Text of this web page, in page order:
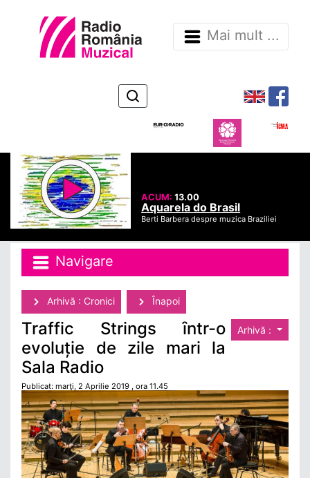
Mai mult ...
ACUM:13.00
Aquarela do Brasil
Berti Barbera despre muzica Braziliei
Navigare
Arhivă : Cronici Înapoi
Arhivă :
Traffic Strings ȋntr-o
evoluție de zile mari la
Sala Radio
Publicat: marţi, 2 Aprilie 2019 , ora 11.45